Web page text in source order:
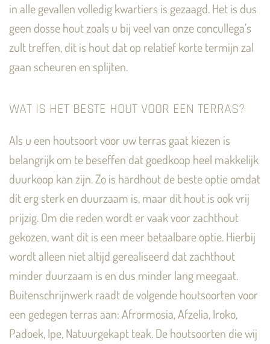
in alle gevallen volledig kwartiers is gezaagd. Het is dus
geen dosse hout zoals u bij veel van onze concullega’s
zult treffen, dit is hout dat op relatief korte termijn zal
gaan scheuren en splijten.
WAT IS HET BESTE HOUT VOOR EEN TERRAS?
Als u een houtsoort voor uw terras gaat kiezen is
belangrijk om te beseffen dat goedkoop heel makkelijk
duurkoop kan zijn. Zo is hardhout de beste optie omdat
dit erg sterk en duurzaam is, maar dit hout is ook vrij
prijzig. Om die reden wordt er vaak voor zachthout
gekozen, want dit is een meer betaalbare optie. Hierbij
wordt alleen niet altijd gerealiseerd dat zachthout
minder duurzaam is en dus minder lang meegaat.
Buitenschrijnwerk raadt de volgende houtsoorten voor
een gedegen terras aan: Afrormosia, Afzelia, Iroko,
Padoek, Ipe, Natuurgekapt teak. De houtsoorten die wij